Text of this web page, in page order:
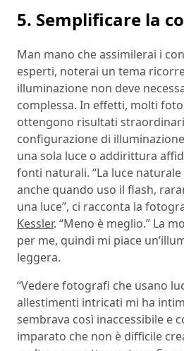
5. Semplificare la
Man mano che assimilerai i
esperti, noterai un tema
illuminazione non deve
complessa. In effetti, molti
ottengono risultati
configurazione di
una sola luce o addirittura
fonti naturali. “La luce
anche quando uso il flash,
una luce”, ci racconta la
Kessler. “Meno è meglio.” La
per me, quindi mi piace
leggera.
“Vedere fotografi che usano
allestimenti intricati mi ha
sembrava così inaccessibile e
imparato che non è difficile